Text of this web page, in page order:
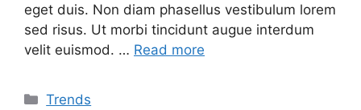
eget duis. Non diam phasellus vestibulum lorem
sed risus. Ut morbi tincidunt augue interdum
velit euismod. … Read more
Categories
Trends